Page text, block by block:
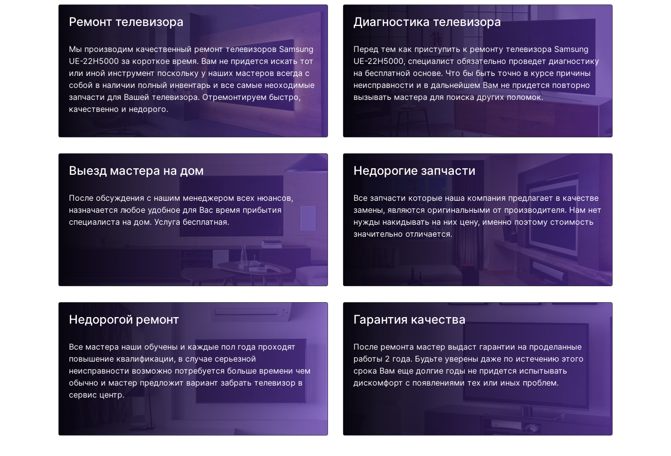
Ремонт телевизора
Мы производим качественный ремонт телевизоров Samsung
UE-22H5000 за короткое время. Вам не придется искать тот
или иной инструмент поскольку у наших мастеров всегда с
собой в наличии полный инвентарь и все самые неоходимые
запчасти для Вашей телевизора. Отремонтируем быстро,
качественно и недорого.
Диагностика телевизора
Перед тем как приступить к ремонту телевизора Samsung
UE-22H5000, специалист обязательно проведет диагностику
на бесплатной основе. Что бы быть точно в курсе причины
неисправности и в дальнейшем Вам не придется повторно
вызывать мастера для поиска других поломок.
Выезд мастера на дом
После обсуждения с нашим менеджером всех нюансов,
назначается любое удобное для Вас время прибытия
специалиста на дом. Услуга бесплатная.
Недорогие запчасти
Все запчасти которые наша компания предлагает в качестве
замены, являются оригинальными от производителя. Нам нет
нужды накидывать на них цену, именно поэтому стоимость
значительно отличается.
Недорогой ремонт
Все мастера наши обучены и каждые пол года проходят
повышение квалификации, в случае серьезной
неисправности возможно потребуется больше времени чем
обычно и мастер предложит вариант забрать телевизор в
сервис центр.
Гарантия качества
После ремонта мастер выдаст гарантии на проделанные
работы 2 года. Будьте уверены даже по истечению этого
срока Вам еще долгие годы не придется испытывать
дискомфорт с появлениями тех или иных проблем.